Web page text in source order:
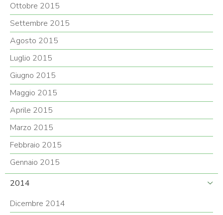
Ottobre 2015
Settembre 2015
Agosto 2015
Luglio 2015
Giugno 2015
Maggio 2015
Aprile 2015
Marzo 2015
Febbraio 2015
Gennaio 2015
2014
Dicembre 2014